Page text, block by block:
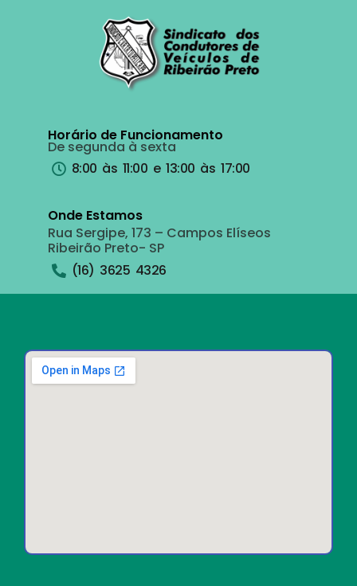
Horário de Funcionamento
De segunda à sexta
8:00 às 11:00 e 13:00 às 17:00
Onde Estamos
Rua Sergipe, 173 – Campos Elíseos
Ribeirão Preto- SP
(16) 3625 4326